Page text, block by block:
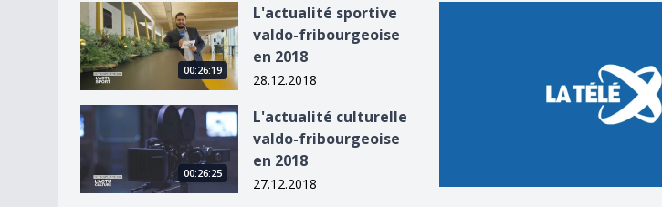
L&#039;actualité sportive valdo-fribourgeoise en 2018
00:26:19
L'actualité sportive
valdo-fribourgeoise
en 2018
28.12.2018
L&#039;actualité culturelle valdo-fribourgeoise en 2018
00:26:25
L'actualité culturelle
valdo-fribourgeoise
en 2018
27.12.2018